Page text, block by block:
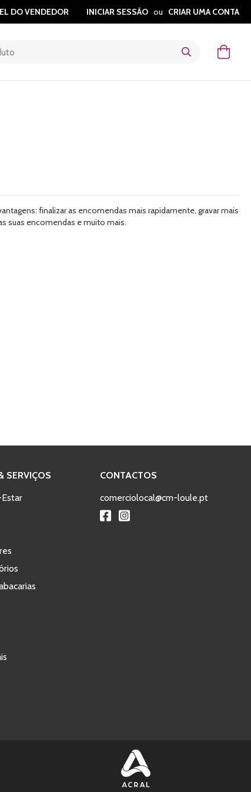
DO VENDEDOR INICIAR SESSÃO CRIAR UMA CONTA
finalizar as encomendas mais rapidamente, gravar mais
suas encomendas e muito mais.
SERVIÇOS
CONTACTOS
comerciolocal@cm-loule.pt